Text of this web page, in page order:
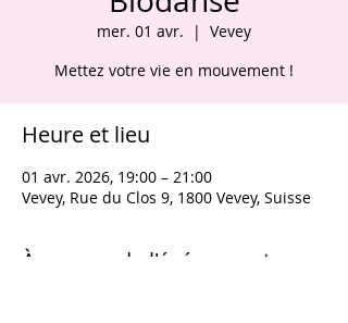
mer. 01 avr.
  |
Vevey
Mettez votre vie en mouvement !
Heure et lieu
01 avr. 2026, 19:00 – 21:00
Vevey, Rue du Clos 9, 1800 Vevey, Suisse
À propos de l'événement